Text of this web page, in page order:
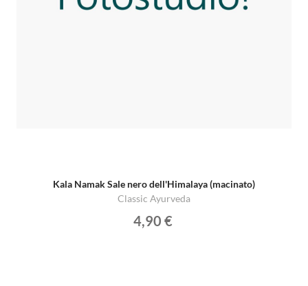
Kala Namak Sale nero dell'Himalaya (macinato)
Classic Ayurveda
4,90 €